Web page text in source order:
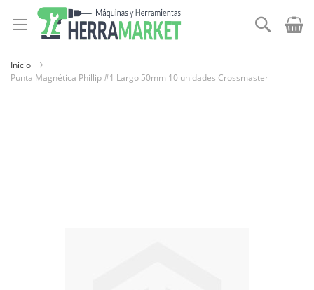
al
contenido
Buscar
Inicio
Punta Magnética Phillip #1 Largo 50mm 10 unidades Crossmaster